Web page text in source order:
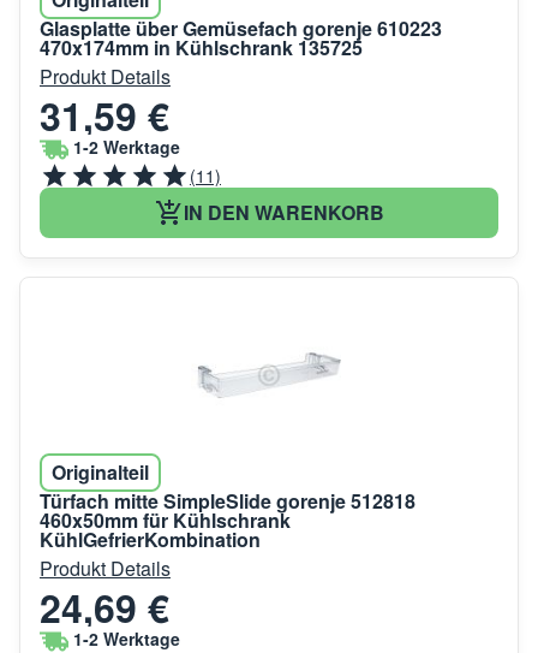
Glasplatte über Gemüsefach gorenje 610223
470x174mm in Kühlschrank 135725
Produkt Details
31,59 €
1-2 Werktage
(11)
IN DEN WARENKORB
Originalteil
Türfach mitte SimpleSlide gorenje 512818
460x50mm für Kühlschrank
KühlGefrierKombination
Produkt Details
24,69 €
1-2 Werktage